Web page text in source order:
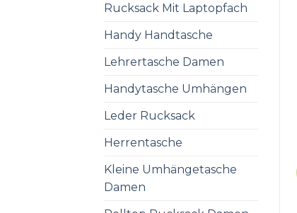
Rucksack Mit Laptopfach
Handy Handtasche
Lehrertasche Damen
Handytasche Umhängen
Leder Rucksack
Herrentasche
Kleine Umhängetasche
Damen